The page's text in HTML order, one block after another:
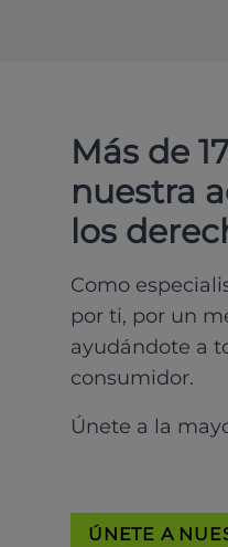
Más de
nuestra
los
Como
por ti, por un
ayudándote a
consumidor.
Únete a la
ÚNETE A